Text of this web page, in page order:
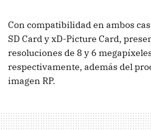
Con compatibilidad en ambos
SD Card y xD-Picture Card,
resoluciones de 8 y 6
respectivamente, además del
imagen RP.